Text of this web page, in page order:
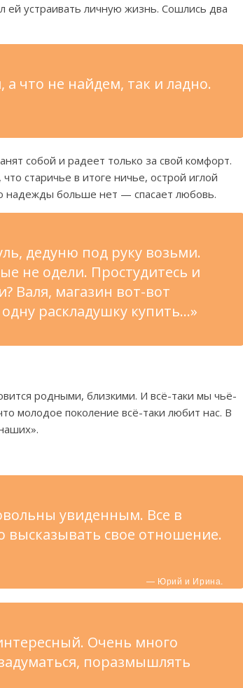
ей устраивать личную жизнь. Сошлись два
что не найдем, так и ладно.
собой и радеет только за свой комфорт.
старичье в итоге ничье, острой иглой
надежды больше нет — спасает любовь.
дедуню под руку возьми.
не одели. Простудитесь и
Валя, магазин вот-вот
раскладушку купить…»
родными, близкими. И всё-таки мы чьё-
молодое поколение всё-таки любит нас. В
увиденным. Все в
высказывать свое отношение.
— Юрий и Ирина.
Очень много
поразмышлять